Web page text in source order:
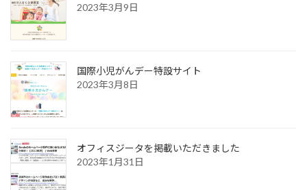
2023年3月9日
国際小児がんデー特設サイト
2023年3月8日
オフィスジータを掲載いただきました
2023年1月31日